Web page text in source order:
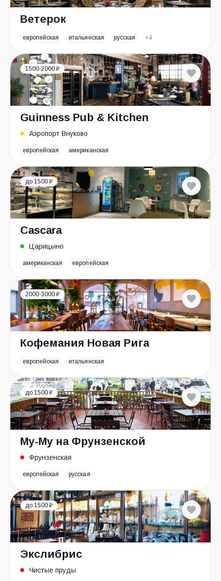
Ветерок
европейская итальянская русская +4
1500-2000 ₽
Guinness Pub & Kitchen
Аэропорт Внуково
европейская американская
до 1500 ₽
Cascara
Царицыно
американская европейская
2000-3000 ₽
Кофемания Новая Рига
европейская итальянская
до 1500 ₽
Му-Му на Фрунзенской
Фрунзенская
европейская русская
до 1500 ₽
Экслибрис
Чистые пруды